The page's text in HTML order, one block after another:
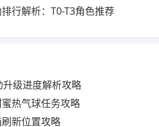
行解析：T0-T3角色推荐
级进度解析攻略
热气球任务攻略
新位置攻略